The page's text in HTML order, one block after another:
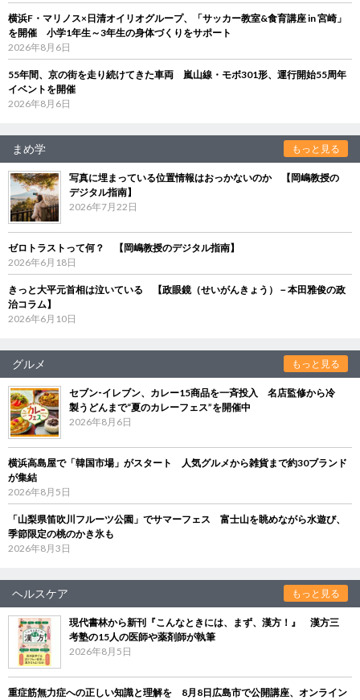
横浜F・マリノス×日清オイリオグループ、「サッカー教室&食育講座 in 宮崎」
を開催 小学1年生～3年生の身体づくりをサポート
2026年8月6日
55年間、京の街を走り続けてきた車両 嵐山線・モボ301形、運行開始55周年
イベントを開催
2026年8月6日
まめ学 もっと見る
写真に埋まっている位置情報はおっかないのか 【岡嶋教授の
デジタル指南】
2026年7月22日
ゼロトラストって何？ 【岡嶋教授のデジタル指南】
2026年6月18日
きっと大平元首相は泣いている 【政眼鏡（せいがんきょう）－本田雅俊の政
治コラム】
2026年6月10日
グルメ もっと見る
セブン‐イレブン、カレー15商品を一斉投入 名店監修から冷
製うどんまで“夏のカレーフェス”を開催中
2026年8月6日
横浜高島屋で「韓国市場」がスタート 人気グルメから雑貨まで約30ブランド
が集結
2026年8月5日
「山梨県笛吹川フルーツ公園」でサマーフェス 富士山を眺めながら水遊び、
季節限定の桃のかき氷も
2026年8月3日
ヘルスケア もっと見る
現代書林から新刊『こんなときには、まず、漢方！』 漢方三
考塾の15人の医師や薬剤師が執筆
2026年8月5日
重症筋無力症への正しい知識と理解を 8月8日広島市で公開講座、オンライン